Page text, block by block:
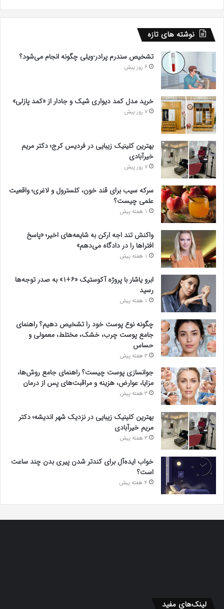
نوشته های تازه
تشخیص سندرم پرادر-ویلی چگونه انجام می‌شود؟
6 روز پیش
خرید مدل کمد دیواری شیک و جادار از «کمد پازلی»
7 روز پیش
بهترین کلینیک زیبایی در فردیس کرج؛ دکتر مریم
خیرآبادی
7 روز پیش
سرکه سیب برای قند خون، کلسترول و لاغری؛ واقعیت
علمی چیست؟
1 هفته پیش
واکنش تند اجه ارکن به شایعه‌های اخیر؛ «پاسخ
افتراها را در دادگاه می‌دهم»
1 هفته پیش
ابرو یاشار با پروژه آکوستیک «۶+۱» به صدر توجه‌ها
رسید
1 هفته پیش
چگونه نوع پوست خود را تشخیص دهیم؟ راهنمای
جامع پوست چرب، خشک، مختلط، معمولی و
حساس
3 هفته پیش
جوانسازی پوست چیست؟ راهنمای جامع روش‌ها،
مزایا، عوارض، هزینه و مراقبت‌های پس از درمان
3 هفته پیش
بهترین کلینیک زیبایی در نزدیک شهر اندیشه؛ دکتر
مریم خیرآبادی
3 هفته پیش
خواب ایده‌آل برای کندتر شدن پیری بدن چند ساعت
است؟
4 هفته پیش
لینک‌های مفید